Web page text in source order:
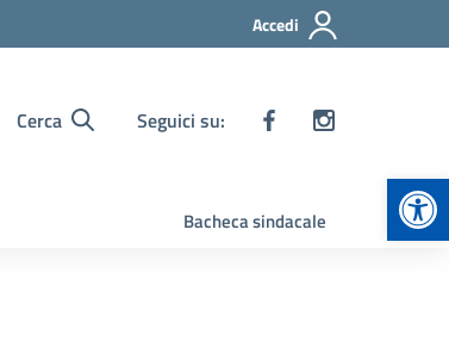
Accedi
Cerca Seguici su:
Bacheca sindacale